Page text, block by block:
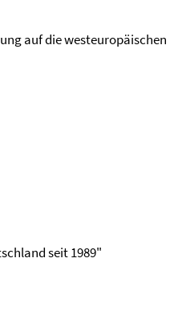
auf die westeuropäischen
seit 1989"